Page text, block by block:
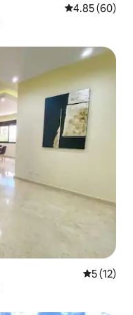
Calificación
4.85 (60)
5 (12)